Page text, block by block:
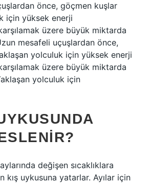
önce, göçmen kuşlar
için yüksek enerji
üzere büyük miktarda
mesafeli uçuşlardan önce,
yolculuk için yüksek enerji
üzere büyük miktarda
yolculuk için
değişen sıcaklıklara
kış uykusuna yatarlar. Ayılar için